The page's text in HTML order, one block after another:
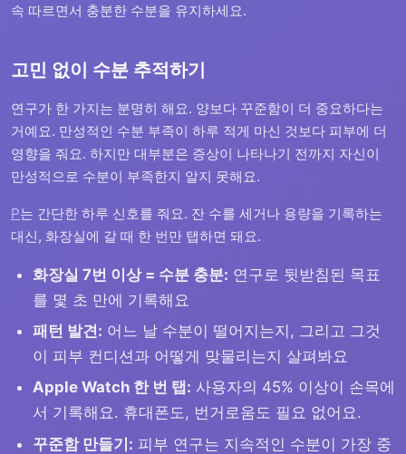
속 따르면서 충분한 수분을 유지하세요.
고민 없이 수분 추적하기
연구가 한 가지는 분명히 해요. 양보다 꾸준함이 더 중요하다는
거예요. 만성적인 수분 부족이 하루 적게 마신 것보다 피부에 더
영향을 줘요. 하지만 대부분은 증상이 나타나기 전까지 자신이
만성적으로 수분이 부족한지 알지 못해요.
P는 간단한 하루 신호를 줘요. 잔 수를 세거나 용량을 기록하는
대신, 화장실에 갈 때 한 번만 탭하면 돼요.
화장실 7번 이상 = 수분 충분: 연구로 뒷받침된 목표
를 몇 초 만에 기록해요
패턴 발견: 어느 날 수분이 떨어지는지, 그리고 그것
이 피부 컨디션과 어떻게 맞물리는지 살펴봐요
Apple Watch 한 번 탭: 사용자의 45% 이상이 손목에
서 기록해요. 휴대폰도, 번거로움도 필요 없어요.
꾸준함 만들기: 피부 연구는 지속적인 수분이 가장 중